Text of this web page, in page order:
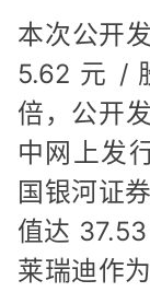
本次公开
5.62 元 /
倍，公开
中网上发
国银河证
值达
莱瑞迪作